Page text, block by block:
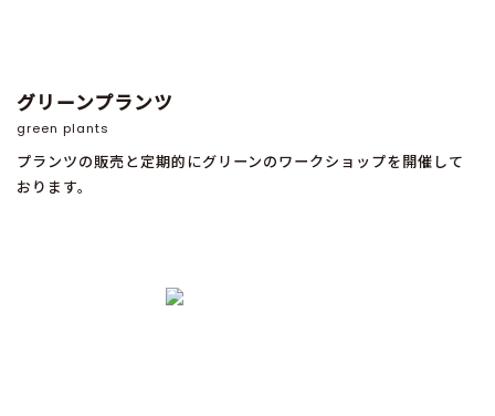
グリーンプランツ
green plants
プランツの販売と定期的にグリーンのワークショップを開催して
おります。